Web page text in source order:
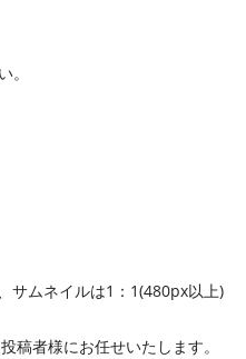
。
サムネイルは1：1(480px以上)
稿者様にお任せいたします。